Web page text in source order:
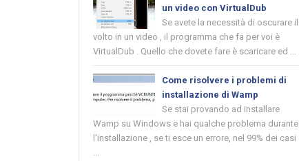
un video con VirtualDub
Se avete la necessità di oscurare il
volto in un video , il programma che fa per voi è
VirtualDub . Quello che dovete fare è scaricare ed ...
Come risolvere i problemi di
installazione di Wamp
Se stai provando ad installare
Wamp su Windows e hai qualche problema durante
l'installazione , se ti esce un errore, nel 99% dei casi
...